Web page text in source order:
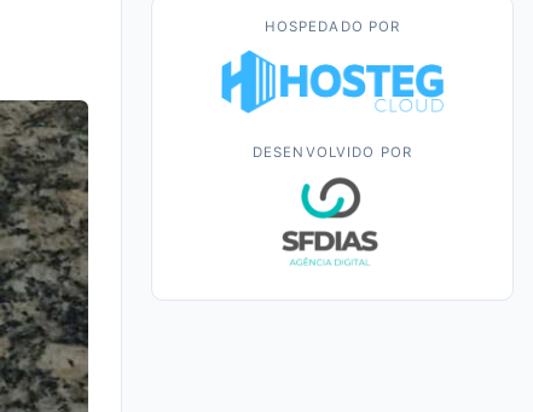
HOSPEDADO POR
DESENVOLVIDO POR